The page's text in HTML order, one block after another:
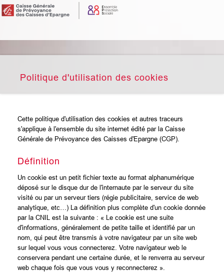
Politique d'utilisation des cookies
Cette politique d'utilisation des cookies et autres traceurs
s'applique à l'ensemble du site internet édité par la Caisse
Générale de Prévoyance des Caisses d'Epargne (CGP).
Définition
Un cookie est un petit fichier texte au format alphanumérique
déposé sur le disque dur de l'internaute par le serveur du site
visité ou par un serveur tiers (régie publicitaire, service de web
analytique, etc…) La définition plus complète d'un cookie donnée
par la CNIL est la suivante : « Le cookie est une suite
d'informations, généralement de petite taille et identifié par un
nom, qui peut être transmis à votre navigateur par un site web
sur lequel vous vous connecterez. Votre navigateur web le
conservera pendant une certaine durée, et le renverra au serveur
web chaque fois que vous vous y reconnecterez ».